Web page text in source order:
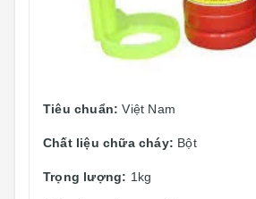
Tiêu chuẩn: Việt Nam
Chất liệu chữa cháy: Bột
Trọng lượng: 1kg